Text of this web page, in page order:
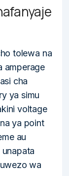
tolewa na
amperage
cha
ya simu
voltage
ya point
au
wa